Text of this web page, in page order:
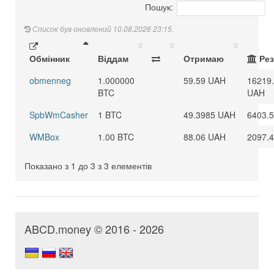
Пошук:
Список був оновлений 10.08.2026 23:15.
Обмінник Віддам Отримаю
obmenneg
1.000000
BTC
59.59 UAH
UAH
SpbWmCasher
1 BTC 49.3985 UAH
WMBox
1.00 BTC 88.06 UAH
Показано з 1 до 3 з 3 елементів
ABCD.money © 2016 - 2026